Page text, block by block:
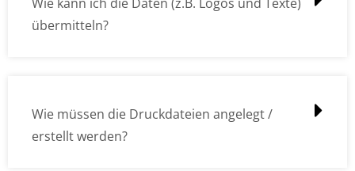
übermitteln?
Wie müssen die Druckdateien angelegt /
erstellt werden?